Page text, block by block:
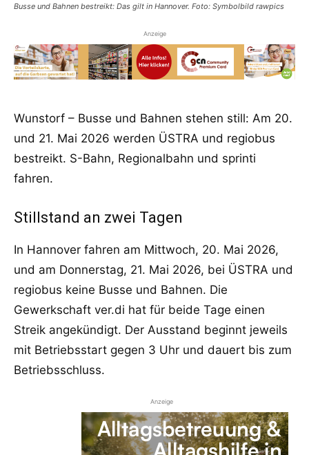
Busse und Bahnen bestreikt: Das gilt in Hannover. Foto: Symbolbild rawpics
Anzeige
Wunstorf – Busse und Bahnen stehen still: Am 20.
und 21. Mai 2026 werden ÜSTRA und regiobus
bestreikt. S-Bahn, Regionalbahn und sprinti
fahren.
Stillstand an zwei Tagen
In Hannover fahren am Mittwoch, 20. Mai 2026,
und am Donnerstag, 21. Mai 2026, bei ÜSTRA und
regiobus keine Busse und Bahnen. Die
Gewerkschaft ver.di hat für beide Tage einen
Streik angekündigt. Der Ausstand beginnt jeweils
mit Betriebsstart gegen 3 Uhr und dauert bis zum
Betriebsschluss.
Anzeige